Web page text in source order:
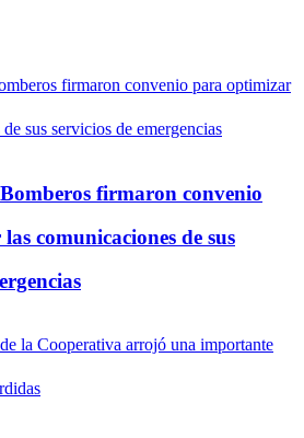
firmaron convenio
comunicaciones de sus